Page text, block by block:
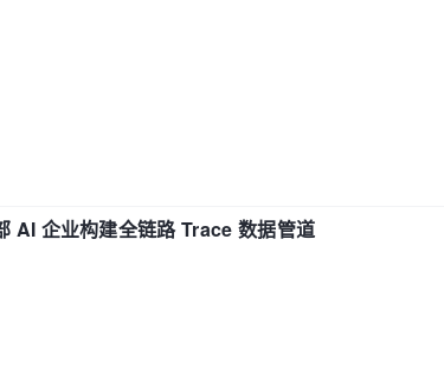
AI 企业构建全链路 Trace 数据管道